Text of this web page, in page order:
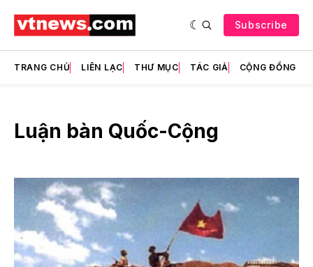
Subscribe
TRANG CHỦ LIÊN LẠC THƯ MỤC TÁC GIẢ CỘNG ĐỒNG
Luận bàn Quốc-Cộng